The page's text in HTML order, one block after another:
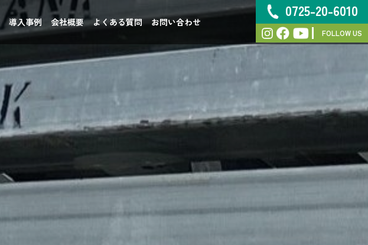
導入事例 会社概要 よくある質問 お問い合わせ
0725-20-6010
FOLLOW US